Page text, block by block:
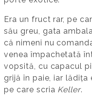
Era un fruct rar, pe
său greu, gata
că nimeni nu
venea împachetată
vopsită, cu capacul
grijă în paie, iar
pe care scria Keller.